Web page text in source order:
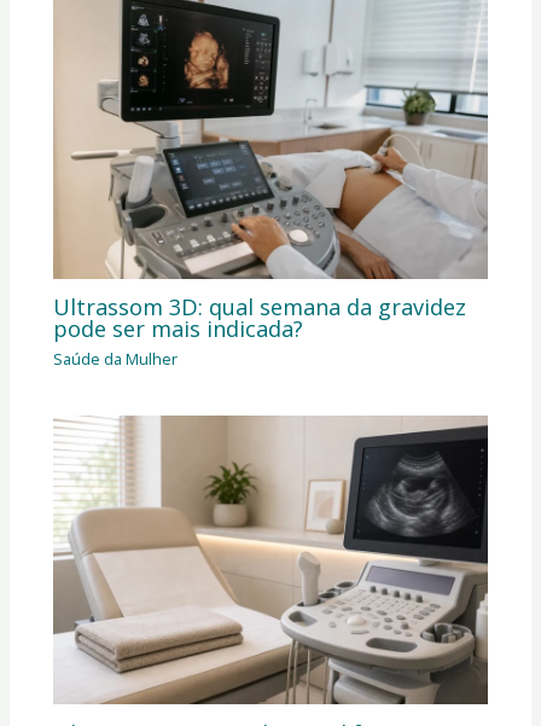
Ultrassom 3D: qual semana da gravidez
pode ser mais indicada?
Saúde da Mulher